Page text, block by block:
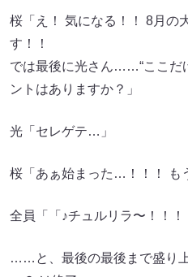
桜「え！ 気になる！！ 8月の
す！！
では最後に光さん……“ここだ
ントはありますか？」
光「セレゲテ…」
桜「あぁ始まった…！！！ も
全員「「♪チュルリラ〜！！！
……と、最後の最後まで盛り